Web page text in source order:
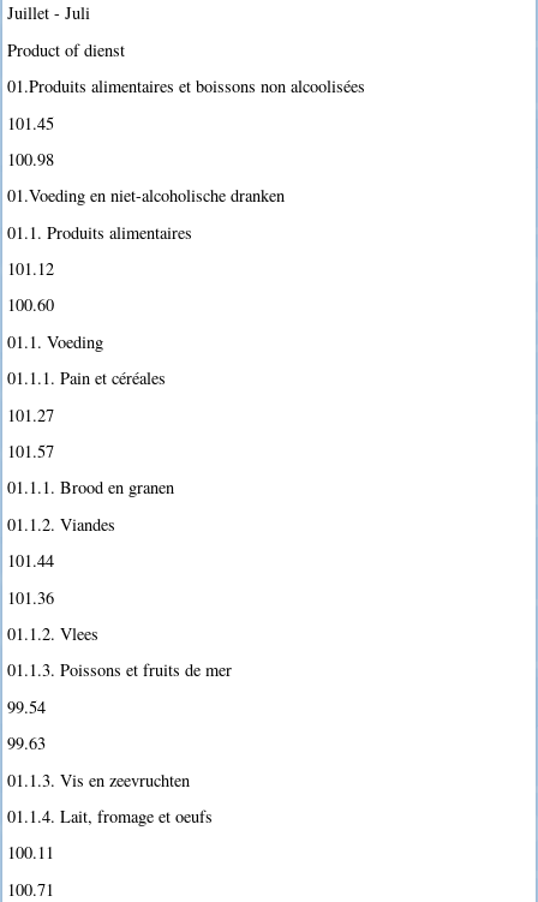
Juillet - Juli
Product of dienst
01.Produits alimentaires et boissons non alcoolisées
101.45
100.98
01.Voeding en niet-alcoholische dranken
01.1. Produits alimentaires
101.12
100.60
01.1. Voeding
01.1.1. Pain et céréales
101.27
101.57
01.1.1. Brood en granen
01.1.2. Viandes
101.44
101.36
01.1.2. Vlees
01.1.3. Poissons et fruits de mer
99.54
99.63
01.1.3. Vis en zeevruchten
01.1.4. Lait, fromage et oeufs
100.11
100.71